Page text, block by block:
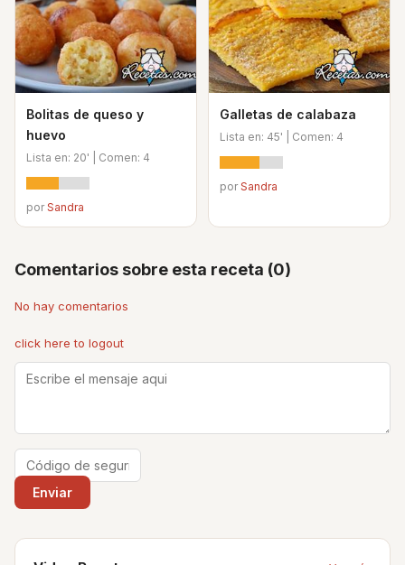
Bolitas de queso y
huevo
Lista en: 20' | Comen: 4
porSandra
Galletas de calabaza
Lista en: 45' | Comen: 4
porSandra
Comentarios sobre esta receta (0)
No hay comentarios
click here to logout